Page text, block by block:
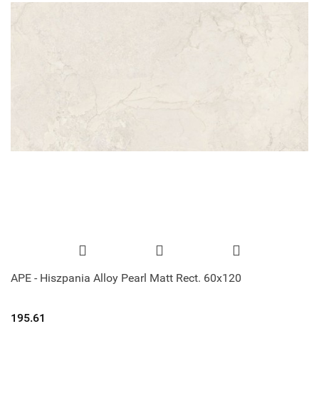
APE - Hiszpania Alloy Pearl Matt Rect. 60x120
195.61